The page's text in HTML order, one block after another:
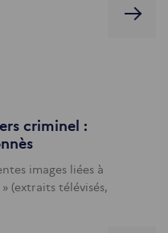
criminel :
images liées à
(extraits télévisés,